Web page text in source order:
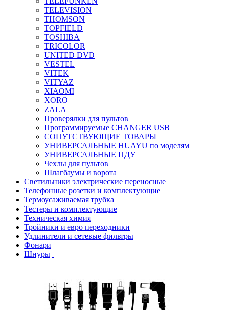
TELEVISION
THOMSON
TOPFIELD
TOSHIBA
TRICOLOR
UNITED DVD
VESTEL
VITEK
VITYAZ
XIAOMI
XORO
ZALA
Проверялки для пультов
Программируемые CHANGER USB
СОПУТСТВУЮЩИЕ ТОВАРЫ
УНИВЕРСАЛЬНЫЕ HUAYU по моделям
УНИВЕРСАЛЬНЫЕ ПДУ
Чехлы для пультов
Шлагбаумы и ворота
Светильники электрические переносные
Телефонные розетки и комплектующие
Термоусаживаемая трубка
Тестеры и комплектующие
Техническая химия
Тройники и евро переходники
Удлинители и сетевые фильтры
Фонари
Шнуры